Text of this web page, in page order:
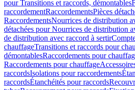
pour Transitions et raccords, démontables
raccordementRaccordementsPièces
RaccordementsNourrices de distribution
détachées pour Nourrices de distribution
de distribution avec raccord à sertir
chauffageTransitions et raccords pour
démontablesRaccordements pour
Raccordements pour chauffage
raccordsIsolations pour raccordements
raccordsÉtanchéités pour raccords